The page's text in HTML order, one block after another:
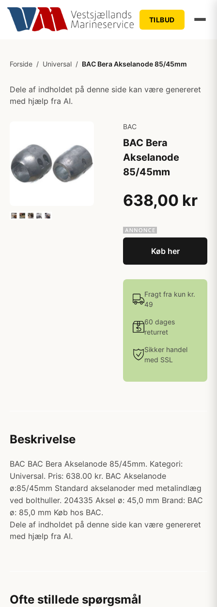
TILBUD
Forside / Universal / BAC Bera Akselanode 85/45mm
Dele af indholdet på denne side kan være genereret
med hjælp fra AI.
BAC
BAC Bera
Akselanode
85/45mm
638,00 kr
Køb her
Fragt fra kun kr.
49
60 dages
returret
Sikker handel
med SSL
Beskrivelse
BAC BAC Bera Akselanode 85/45mm. Kategori:
Universal. Pris: 638.00 kr. BAC Akselanode
ø:85/45mm Standard akselanoder med metalindlæg
ved bolthuller. 204335 Aksel ø: 45,0 mm Brand: BAC
ø: 85,0 mm Køb hos BAC.
Dele af indholdet på denne side kan være genereret
med hjælp fra AI.
Ofte stillede spørgsmål